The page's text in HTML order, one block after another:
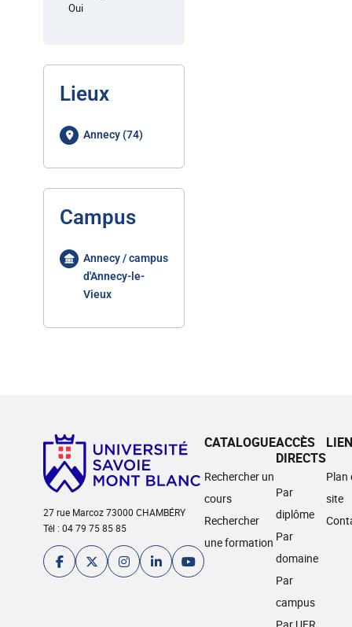
Oui
Lieux
Annecy (74)
Campus
Annecy / campus
d'Annecy-le-
Vieux
27 rue Marcoz 73000 CHAMBÉRY
Tél : 04 79 75 85 85
CATALOGUE
Rechercher un
cours
Rechercher
une formation
ACCÈS
DIRECTS
Par
diplôme
Par
domaine
Par
campus
Plan
site